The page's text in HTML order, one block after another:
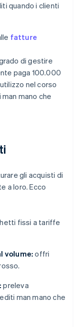
quando i clienti
fatture
di gestire
paga 100.000
nel corso
mano che
gli acquisti di
a loro. Ecco
fissi a tariffe
volume: offri
preleva
man mano che